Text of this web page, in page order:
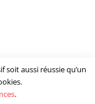
soit aussi réussie qu’un
.